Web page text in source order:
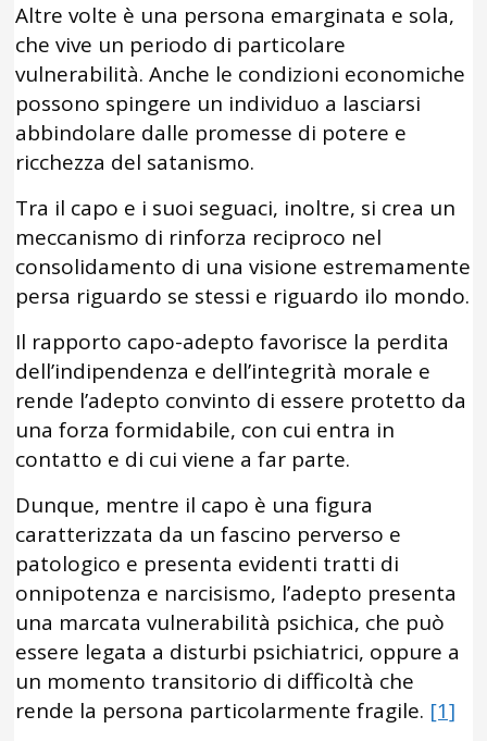
Altre volte è una persona emarginata e sola,
che vive un periodo di particolare
vulnerabilità. Anche le condizioni economiche
possono spingere un individuo a lasciarsi
abbindolare dalle promesse di potere e
ricchezza del satanismo.
Tra il capo e i suoi seguaci, inoltre, si crea un
meccanismo di rinforza reciproco nel
consolidamento di una visione estremamente
persa riguardo se stessi e riguardo ilo mondo.
Il rapporto capo-adepto favorisce la perdita
dell’indipendenza e dell’integrità morale e
rende l’adepto convinto di essere protetto da
una forza formidabile, con cui entra in
contatto e di cui viene a far parte.
Dunque, mentre il capo è una figura
caratterizzata da un fascino perverso e
patologico e presenta evidenti tratti di
onnipotenza e narcisismo, l’adepto presenta
una marcata vulnerabilità psichica, che può
essere legata a disturbi psichiatrici, oppure a
un momento transitorio di difficoltà che
rende la persona particolarmente fragile. [1]